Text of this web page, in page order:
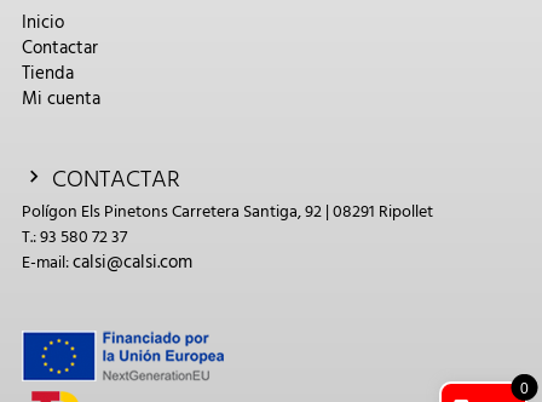
Inicio
Contactar
Tienda
Mi cuenta
CONTACTAR
Polígon Els Pinetons Carretera Santiga, 92 | 08291 Ripollet
T.: 93 580 72 37
E-mail:calsi@calsi.com
0